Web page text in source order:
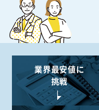
業界最安値に
挑戦